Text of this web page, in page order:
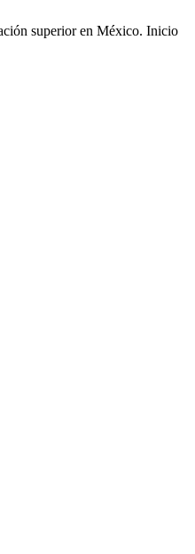
superior en México. Inicio